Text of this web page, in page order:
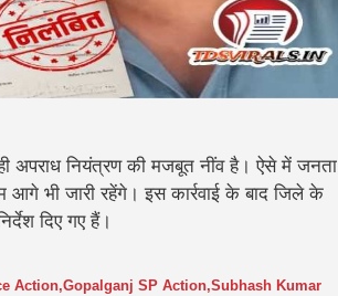
अपराध नियंत्रण की मजबूत नींव है। ऐसे में जनता
आगे भी जारी रहेंगे।इस कार्रवाई के बाद जिले के
दिए गए हैं।
Action,Gopalganj SP Action,Subhash Kumar